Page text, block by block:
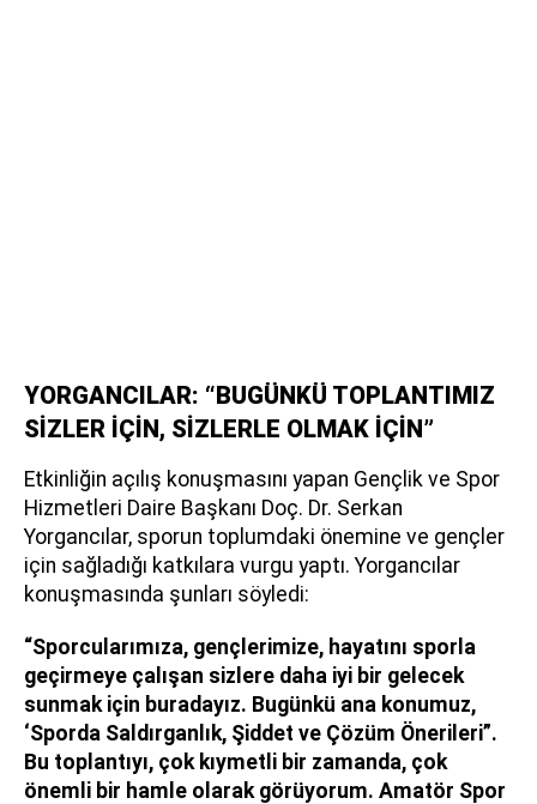
YORGANCILAR: “BUGÜNKÜ TOPLANTIMIZ
SİZLER İÇİN, SİZLERLE OLMAK İÇİN”
Etkinliğin açılış konuşmasını yapan Gençlik ve Spor
Hizmetleri Daire Başkanı Doç. Dr. Serkan
Yorgancılar, sporun toplumdaki önemine ve gençler
için sağladığı katkılara vurgu yaptı. Yorgancılar
konuşmasında şunları söyledi:
“Sporcularımıza, gençlerimize, hayatını sporla
geçirmeye çalışan sizlere daha iyi bir gelecek
sunmak için buradayız. Bugünkü ana konumuz,
‘Sporda Saldırganlık, Şiddet ve Çözüm Önerileri”.
Bu toplantıyı, çok kıymetli bir zamanda, çok
önemli bir hamle olarak görüyorum. Amatör Spor